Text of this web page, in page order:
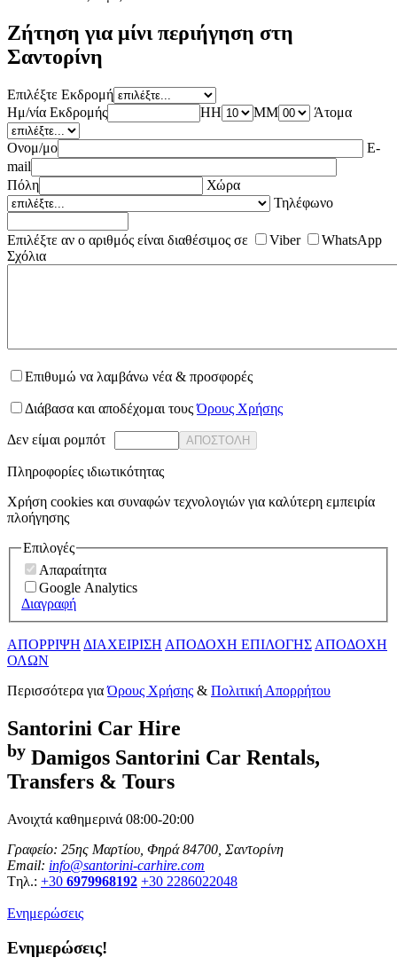
Ζήτηση για μίνι περιήγηση στη
Σαντορίνη
Επιλέξτε Εκδρομή
Ημ/νία Εκδρομής
HH MM Άτομα
Ονομ/μο
E-
mail
Πόλη
Χώρα
Τηλέφωνο
Επιλέξτε αν ο αριθμός είναι διαθέσιμος σε Viber
WhatsApp
Σχόλια
Επιθυμώ να λαμβάνω νέα & προσφορές
Διάβασα και αποδέχομαι τουςΌρους Χρήσης
Δεν είμαι ρομπότ ΑΠΟΣΤΟΛΗ
Πληροφορίες ιδιωτικότητας
Χρήση cookies και συναφών τεχνολογιών για καλύτερη εμπειρία
πλοήγησης
Επιλογές
Απαραίτητα
Google Analytics
Διαγραφή
ΑΠΟΡΡΙΨΗ ΔΙΑΧΕΙΡΙΣΗ ΑΠΟΔΟΧΗ ΕΠΙΛΟΓΗΣ ΑΠΟΔΟΧΗ
ΟΛΩΝ
Περισσότερα γιαΌρους Χρήσης & Πολιτική Απορρήτου
Santorini Car Hire
by Damigos Santorini Car Rentals,
Transfers & Tours
Ανοιχτά καθημερινά 08:00-20:00
Γραφείο: 25ης Μαρτίου, Φηρά 84700, Σαντορίνη
Email: info@santorini-carhire.com
Tηλ.: +30 6979968192 +30 2286022048
Ενημερώσεις
Ενημερώσεις!